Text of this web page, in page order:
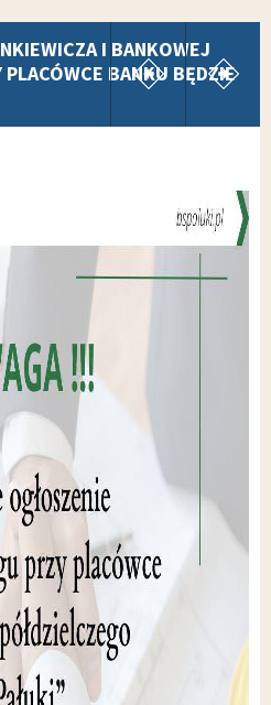
I BANKOWEJ
PLACÓWCE BANKU BĘDZIE